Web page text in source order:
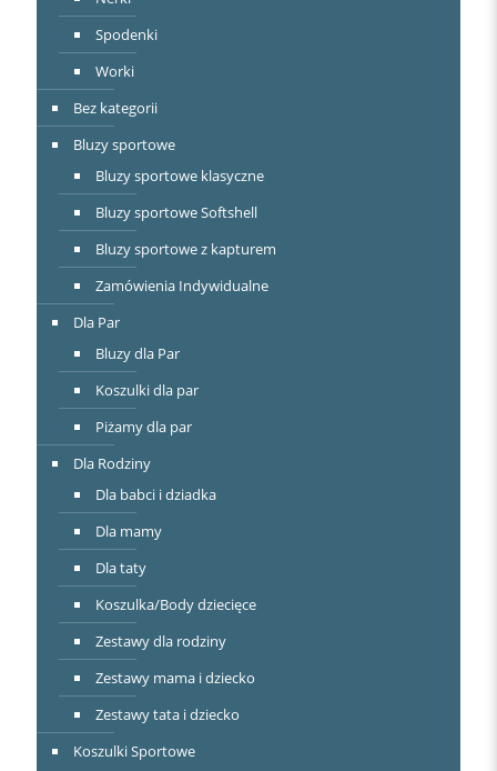
Spodenki
Worki
Bez kategorii
Bluzy sportowe
Bluzy sportowe klasyczne
Bluzy sportowe Softshell
Bluzy sportowe z kapturem
Zamówienia Indywidualne
Dla Par
Bluzy dla Par
Koszulki dla par
Piżamy dla par
Dla Rodziny
Dla babci i dziadka
Dla mamy
Dla taty
Koszulka/Body dziecięce
Zestawy dla rodziny
Zestawy mama i dziecko
Zestawy tata i dziecko
Koszulki Sportowe